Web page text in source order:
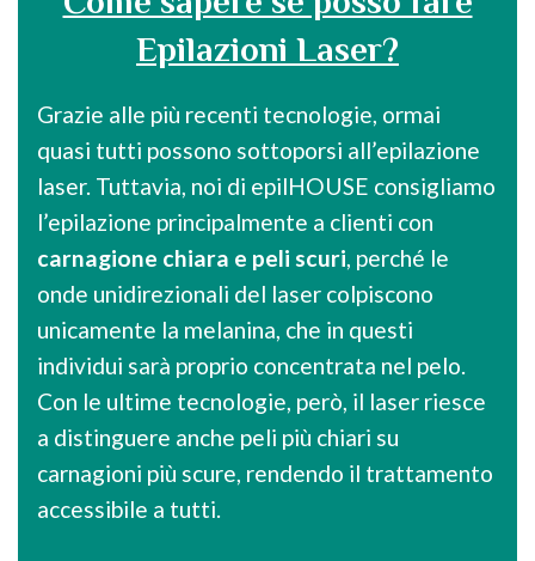
Epilazioni Laser?
Grazie alle più recenti tecnologie, ormai
quasi tutti possono sottoporsi all’epilazione
laser. Tuttavia, noi di epilHOUSE consigliamo
l’epilazione principalmente a clienti con
carnagione chiara e peli scuri, perché le
onde unidirezionali del laser colpiscono
unicamente la melanina, che in questi
individui sarà proprio concentrata nel pelo.
Con le ultime tecnologie, però, il laser riesce
a distinguere anche peli più chiari su
carnagioni più scure, rendendo il trattamento
accessibile a tutti.